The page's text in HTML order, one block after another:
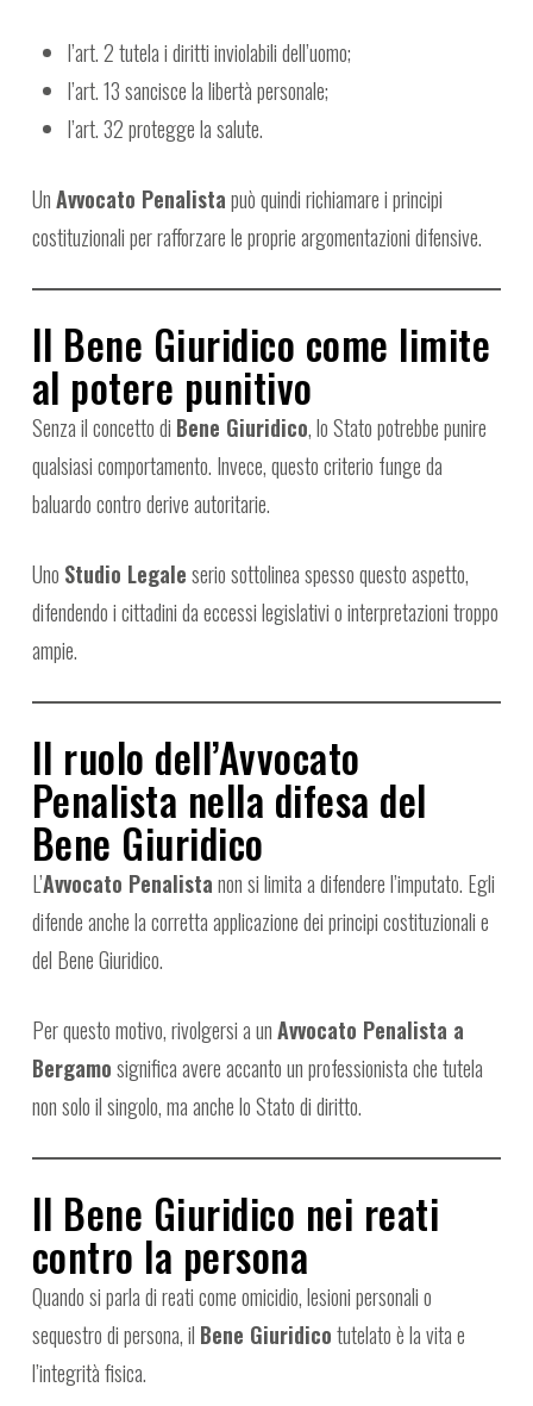
l’art. 2 tutela i diritti inviolabili dell’uomo;
l’art. 13 sancisce la libertà personale;
l’art. 32 protegge la salute.
UnAvvocato Penalistapuò quindi richiamare i principi
costituzionali per rafforzare le proprie argomentazioni difensive.
Il Bene Giuridico come limite
al potere punitivo
Senza il concetto di Bene Giuridico, lo Stato potrebbe punire
qualsiasi comportamento. Invece, questo criterio funge da
baluardo contro derive autoritarie.
Uno Studio Legaleserio sottolinea spesso questo aspetto,
difendendo i cittadini da eccessi legislativi o interpretazioni troppo
ampie.
Il ruolo dell’Avvocato
Penalista nella difesa del
Bene Giuridico
L’Avvocato Penalistanon si limita a difendere l’imputato. Egli
difende anche la corretta applicazione dei principi costituzionali e
del Bene Giuridico.
Per questo motivo, rivolgersi a unAvvocato Penalista a
Bergamosignifica avere accanto un professionista che tutela
non solo il singolo, ma anche lo Stato di diritto.
Il Bene Giuridico nei reati
contro la persona
Quando si parla di reati come omicidio, lesioni personali o
sequestro di persona, il Bene Giuridicotutelato è la vita e
l’integrità fisica.